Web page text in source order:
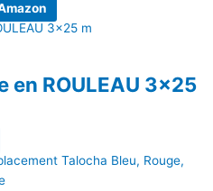
en ROULEAU 3×25